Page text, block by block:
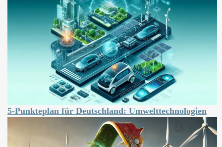
5-Punkteplan für Deutschland: Umwelttechnologien